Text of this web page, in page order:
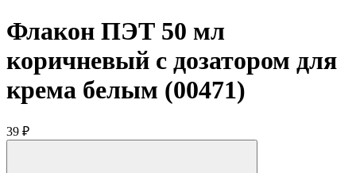
Флакон ПЭТ 50 мл
коричневый с дозатором для
крема белым (00471)
39 ₽